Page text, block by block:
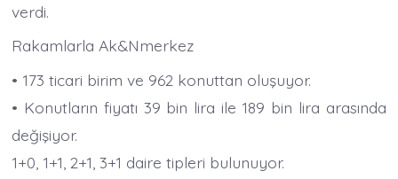
verdi.
Rakamlarla Ak&Nmerkez
• 173 ticari birim ve 962 konuttan oluşuyor.
• Konutların fiyatı 39 bin lira ile 189 bin lira arasında
değişiyor.
1+0, 1+1, 2+1, 3+1 daire tipleri bulunuyor.